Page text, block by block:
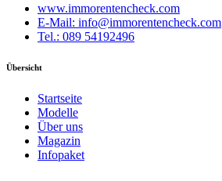
www.immorentencheck.com
E-Mail: info@immorentencheck.com
Tel.: 089 54192496
Übersicht
Startseite
Modelle
Über uns
Magazin
Infopaket